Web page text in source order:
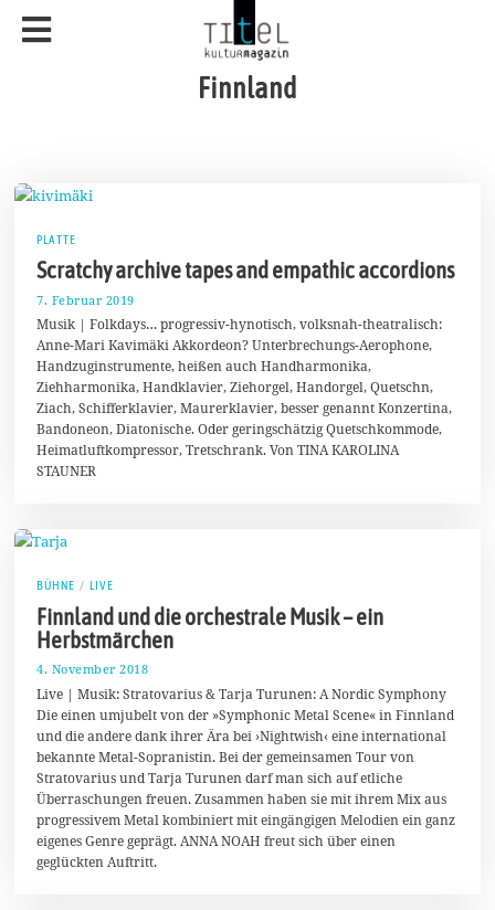
Finnland
PLATTE
Scratchy archive tapes and empathic accordions
7. Februar 2019
.
F
e
b
r
u
a
r
Musik | Folkdays… progressiv-hynotisch, volksnah-theatralisch:
Anne-Mari Kavimäki Akkordeon? Unterbrechungs-Aerophone,
Handzuginstrumente, heißen auch Handharmonika,
Ziehharmonika, Handklavier, Ziehorgel, Handorgel, Quetschn,
Ziach, Schifferklavier, Maurerklavier, besser genannt Konzertina,
Bandoneon, Diatonische. Oder geringschätzig Quetschkommode,
Heimatluftkompressor, Tretschrank. Von TINA KAROLINA
STAUNER
BÜHNE / LIVE
Finnland und die orchestrale Musik – ein
Herbstmärchen
4. November 2018
.
N
o
v
e
m
b
e
r
2
0
Live | Musik: Stratovarius & Tarja Turunen: A Nordic Symphony
Die einen umjubelt von der »Symphonic Metal Scene« in Finnland
und die andere dank ihrer Ära bei ›Nightwish‹ eine international
bekannte Metal-Sopranistin. Bei der gemeinsamen Tour von
Stratovarius und Tarja Turunen darf man sich auf etliche
Überraschungen freuen. Zusammen haben sie mit ihrem Mix aus
progressivem Metal kombiniert mit eingängigen Melodien ein ganz
eigenes Genre geprägt. ANNA NOAH freut sich über einen
geglückten Auftritt.